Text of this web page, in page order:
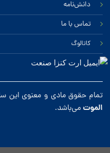
دانش‌نامه
تماس‌ با‌ ما
کاتالوگ
تمام حقوق مادی و معنوی این
الموتمی‌باشد.